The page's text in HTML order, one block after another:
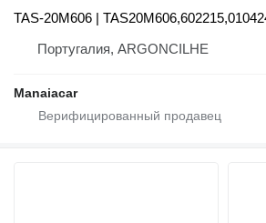
TAS-20M606 |
Португалия, ARGONCILHE
Manaiacar